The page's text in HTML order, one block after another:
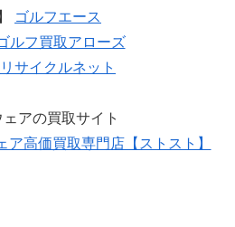
ゴルフエース
ルフ買取アローズ
リサイクルネット
ェアの買取サイト
ア高価買取専門店【ストスト】